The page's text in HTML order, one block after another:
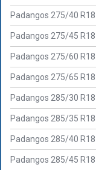
Padangos 275/40 R18
Padangos 275/45 R18
Padangos 275/60 R18
Padangos 275/65 R18
Padangos 285/30 R18
Padangos 285/35 R18
Padangos 285/40 R18
Padangos 285/45 R18